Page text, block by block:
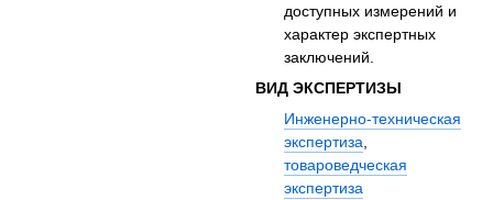
доступных измерений и
характер экспертных
заключений.
ВИД ЭКСПЕРТИЗЫ
Инженерно-техническая
экспертиза,
товароведческая
экспертиза